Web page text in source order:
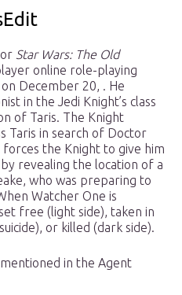
Star Wars: The Old
online role-playing
December 20, . He
in the Jedi Knight’s class
of Taris. The Knight
Taris in search of Doctor
the Knight to give him
revealing the location of a
who was preparing to
Watcher One is
free (light side), taken in
or killed (dark side).
in the Agent